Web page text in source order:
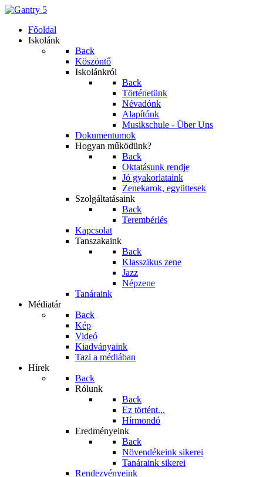
Főoldal
Iskolánk
Back
Köszöntő
Iskolánkról
Back
Történetünk
Névadónk
Alapítónk
Musikschule - Über Uns
Dokumentumok
Hogyan működünk?
Back
Oktatásunk rendje
Jó gyakorlataink
Zenekarok, együttesek
Szolgáltatásaink
Back
Terembérlés
Kapcsolat
Tanszakaink
Back
Klasszikus zene
Jazz
Népzene
Tanáraink
Médiatár
Back
Kép
Videó
Kiadványaink
Tazi a médiában
Hírek
Back
Rólunk
Back
Ez történt...
Hírmondó
Eredményeink
Back
Növendékeink sikerei
Tanáraink sikerei
Rendezvényeink